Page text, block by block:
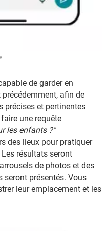
de garder en
afin de
précises et pertinentes
une requête
les enfants ?"
des lieux pour pratiquer
résultats seront
de photos et des
seront présentés. Vous
leur emplacement et les